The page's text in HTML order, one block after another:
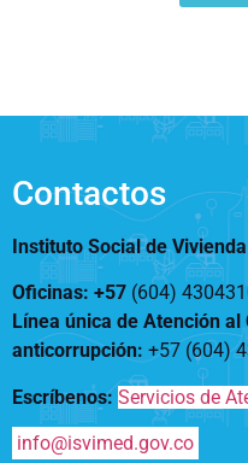
Acompañamiento
Directorio de
Encuesta de
A+ A A-
Contraste
Centro de relevo
Más Información sobre
Contactos
Instituto Social de
Oficinas: +57 (604)
Línea única de Atención al
anticorrupción: +57 (604)
Escríbenos: Servicios de
info@isvimed.gov.co